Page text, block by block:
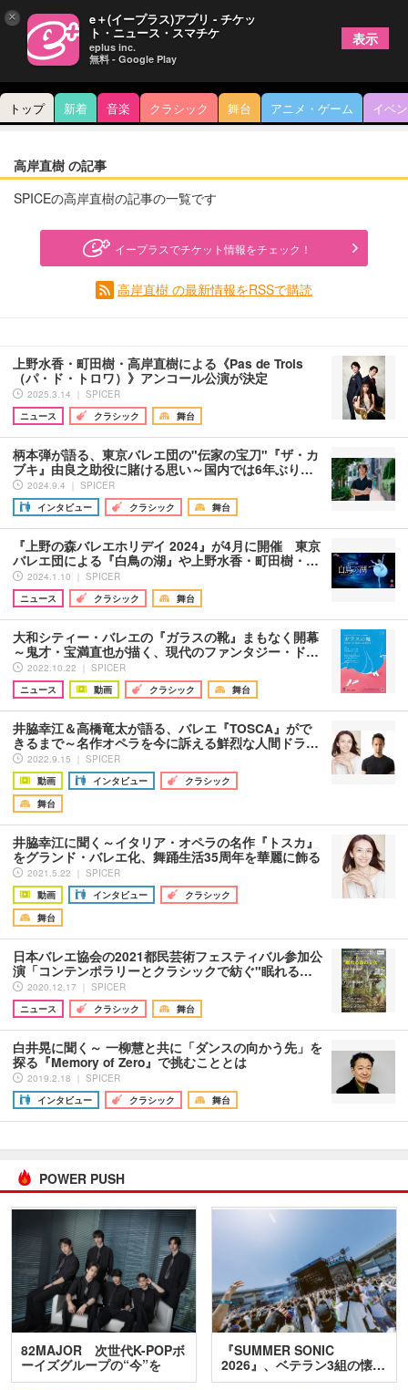
トップ 新着 音楽 クラシック 舞台 アニメ・ゲーム イベ
高岸直樹 の記事
SPICEの高岸直樹の記事の一覧です
イープラスでチケット情報をチェック！
高岸直樹 の最新情報をRSSで購読
上野水香・町田樹・高岸直樹による《Pas de Trois
（パ・ド・トロワ）》アンコール公演が決定
2025.3.14 ｜ SPICER
ニュース
クラシック 舞台
柄本弾が語る、東京バレエ団の"伝家の宝刀"『ザ・カ
ブキ』由良之助役に賭ける思い～国内では6年ぶり…
2024.9.4 ｜ SPICER
インタビュー
クラシック 舞台
『上野の森バレエホリデイ 2024』が4月に開催 東京
バレエ団による『白鳥の湖』や上野水香・町田樹・…
2024.1.10 ｜ SPICER
ニュース
クラシック 舞台
大和シティー・バレエの『ガラスの靴』まもなく開幕
～鬼才・宝満直也が描く、現代のファンタジー・ド…
2022.10.22 ｜ SPICER
ニュース
動画 クラシック 舞台
井脇幸江＆高橋竜太が語る、バレエ『TOSCA』がで
きるまで～名作オペラを今に訴える鮮烈な人間ドラ…
2022.9.15 ｜ SPICER
動画
インタビュー
クラシック
舞台
井脇幸江に聞く～イタリア・オペラの名作『トスカ』
をグランド・バレエ化、舞踊生活35周年を華麗に飾る
2021.5.22 ｜ SPICER
動画
インタビュー
クラシック
舞台
日本バレエ協会の2021都民芸術フェスティバル参加公
演「コンテンポラリーとクラシックで紡ぐ"眠れる…
2020.12.17 ｜ SPICER
ニュース
クラシック 舞台
白井晃に聞く～ 一柳慧と共に「ダンスの向かう先」を
探る『Memory of Zero』で挑むこととは
2019.2.18 ｜ SPICER
インタビュー
クラシック 舞台
POWER PUSH
82MAJOR 次世代K-POPボ
ーイズグループの“今”を
訊…
『SUMMER SONIC
2026』、ベテラン3組の懐…
× e＋(イープラス)アプリ - チケッ
ト・ニュース・スマチケ
eplus inc.
無料 - Google Play
表示